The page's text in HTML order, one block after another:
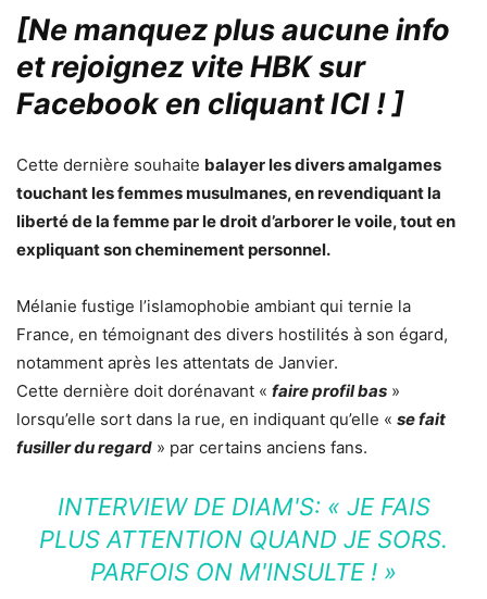
[Ne manquez plus aucune info
et rejoignez vite HBK sur
Facebook en cliquant ICI !]
Cette dernière souhaite balayer les divers amalgames
touchant les femmes musulmanes, en revendiquant la
liberté de la femme par le droit d’arborer le voile, tout en
expliquant son cheminement personnel.
Mélanie fustige l’islamophobie ambiant qui ternie la
France, en témoignant des divers hostilités à son égard,
notamment après les attentats de Janvier.
Cette dernière doit dorénavant « faire profil bas »
lorsqu’elle sort dans la rue, en indiquant qu’elle « se fait
fusiller du regard » par certains anciens fans.
INTERVIEW DE DIAM'S: « JE FAIS
PLUS ATTENTION QUAND JE SORS.
PARFOIS ON M'INSULTE ! »